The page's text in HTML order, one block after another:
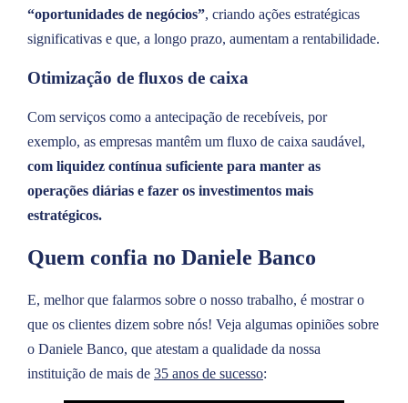
“oportunidades de negócios”, criando ações estratégicas
significativas e que, a longo prazo, aumentam a rentabilidade.
Otimização de fluxos de caixa
Com serviços como a antecipação de recebíveis, por
exemplo, as empresas mantêm um fluxo de caixa saudável,
com liquidez contínua suficiente para manter as
operações diárias e fazer os investimentos mais
estratégicos.
Quem confia no Daniele Banco
E, melhor que falarmos sobre o nosso trabalho, é mostrar o
que os clientes dizem sobre nós! Veja algumas opiniões sobre
o Daniele Banco, que atestam a qualidade da nossa
instituição de mais de 35 anos de sucesso: